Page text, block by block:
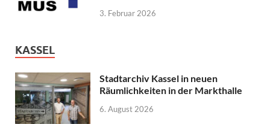
3. Februar 2026
KASSEL
Stadtarchiv Kassel in neuen
Räumlichkeiten in der Markthalle
6. August 2026